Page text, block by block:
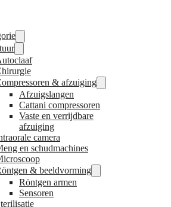
& afzuiging
Afzuigslangen
Cattani compressoren
Vaste en verrijdbare
afzuiging
camera
en schudmachines
& beeldvorming
Röntgen armen
Sensoren